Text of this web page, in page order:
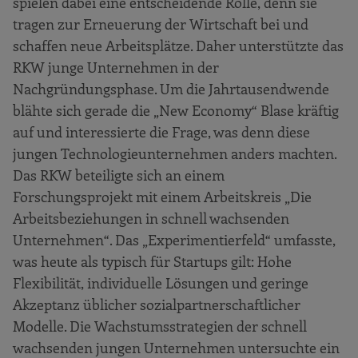
tragen zur Erneuerung der Wirtschaft bei und
schaffen neue Arbeitsplätze. Daher unterstützte das
RKW junge Unternehmen in der
Nachgründungsphase. Um die Jahrtausendwende
blähte sich gerade die „New Economy“ Blase kräftig
auf und interessierte die Frage, was denn diese
jungen Technologieunternehmen anders machten.
Das RKW beteiligte sich an einem
Forschungsprojekt mit einem Arbeitskreis „Die
Arbeitsbeziehungen in schnell wachsenden
Unternehmen“. Das „Experimentierfeld“ umfasste,
was heute als typisch für Startups gilt: Hohe
Flexibilität, individuelle Lösungen und geringe
Akzeptanz üblicher sozialpartnerschaftlicher
Modelle. Die Wachstumsstrategien der schnell
wachsenden jungen Unternehmen untersuchte ein